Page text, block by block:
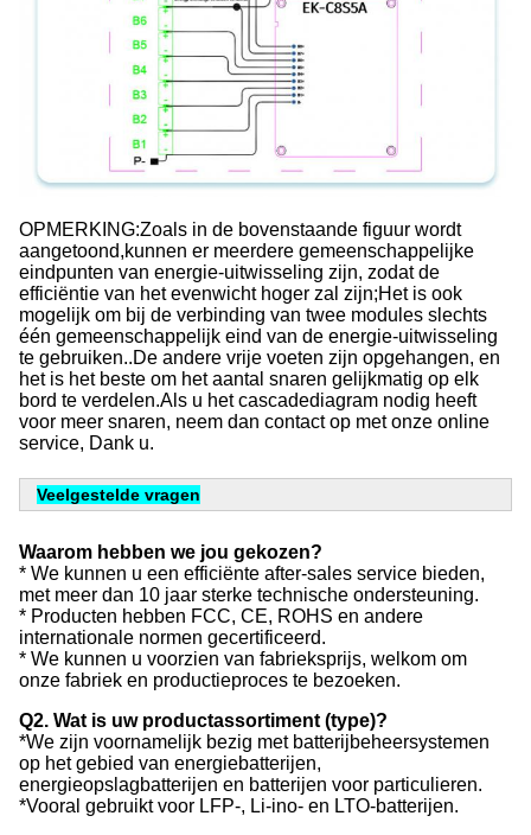
OPMERKING:Zoals in de bovenstaande figuur wordt
aangetoond,kunnen er meerdere gemeenschappelijke
eindpunten van energie-uitwisseling zijn, zodat de
efficiëntie van het evenwicht hoger zal zijn;Het is ook
mogelijk om bij de verbinding van twee modules slechts
één gemeenschappelijk eind van de energie-uitwisseling
te gebruiken..De andere vrije voeten zijn opgehangen, en
het is het beste om het aantal snaren gelijkmatig op elk
bord te verdelen.Als u het cascadediagram nodig heeft
voor meer snaren, neem dan contact op met onze online
service, Dank u.
Veelgestelde vragen
Waarom hebben we jou gekozen?
* We kunnen u een efficiënte after-sales service bieden,
met meer dan 10 jaar sterke technische ondersteuning.
* Producten hebben FCC, CE, ROHS en andere
internationale normen gecertificeerd.
* We kunnen u voorzien van fabrieksprijs, welkom om
onze fabriek en productieproces te bezoeken.
Q2. Wat is uw productassortiment (type)?
*We zijn voornamelijk bezig met batterijbeheersystemen
op het gebied van energiebatterijen,
energieopslagbatterijen en batterijen voor particulieren.
*Vooral gebruikt voor LFP-, Li-ino- en LTO-batterijen.